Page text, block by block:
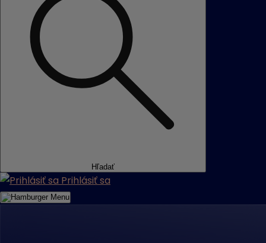
Hľadať
Prihlásiť sa
Menu